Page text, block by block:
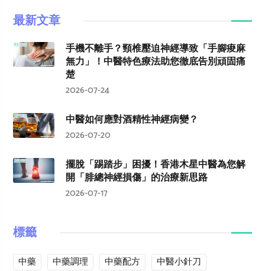
最新文章
手機不離手？頸椎壓迫神經導致「手腳痠麻
無力」！中醫特色療法助您徹底告別頑固痛
楚
2026-07-24
中醫如何應對酒精性神經病變？
2026-07-20
擺脫「踢踏步」困擾！香港木星中醫為您解
開「腓總神經損傷」的治療新思路
2026-07-17
標籤
中藥 中藥調理 中藥配方 中醫小針刀